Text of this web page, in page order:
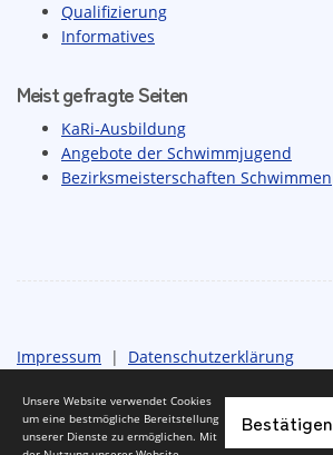
Qualifizierung
Informatives
Meist gefragte Seiten
KaRi-Ausbildung
Angebote der Schwimmjugend
Bezirksmeisterschaften Schwimmen
Impressum | Datenschutzerklärung
Bestätigen
Unsere Website verwendet Cookies
um eine bestmögliche Bereitstellung
unserer Dienste zu ermöglichen. Mit